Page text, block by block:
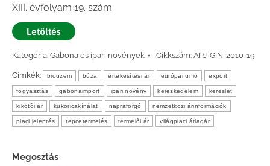
XIII. évfolyam 19. szám
Letöltés
Kategória: Gabona és ipari növények Cikkszám: APJ-GIN-2010-19
Címkék: bioüzem búza értékesítési ár európai unió export
fogyasztás gabonaimport ipari növény kereskedelem kereslet
kikötői ár kukoricakínálat napraforgó nemzetközi árinformációk
piaci jelentés repcetermelés termelői ár világpiaci átlagár
Megosztás